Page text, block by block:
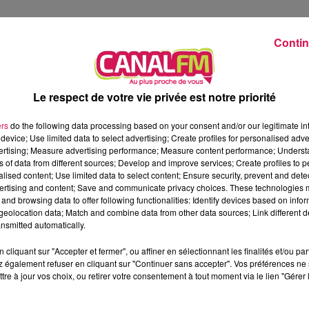
: 600 personnes chez Renault ElectriCity à Maubeuge et
nippone va ouvrir 500 CDI d’ici 2024 ; dans 2 ans,
après le lancement de la production de la Yaris sur le
à Maubeuge demain après-midi au salon « Ça se passe près
douzaine d’organismes vous proposera des offres et une
la mobilité. Sur place, Pôle Emploi, ADECCO, Jubil
Chance, La Cité de l’Emploi, ADES pour l’emploi
professionnalisation.
à la circulation dans les deux sens depuis une dizaine
formé sur la chaussée juste devant la maison de Yann
2021 et des cavités se sont formées sous sa maison et
Le respect de votre vie privée est notre priorité
do the following data processing based on your consent and/or our legitimate
Use limited data to select advertising; Create profiles for personalised
Measure advertising performance; Measure content performance;
of data from different sources; Develop and improve services; Create profiles to
content; Use limited data to select content; Ensure security, prevent and
and content; Save and communicate privacy choices. These technologies
browsing data to offer following functionalities: Identify devices based on
data; Match and combine data from other data sources; Link different
automatically.
cliquant sur "Accepter et fermer", ou affiner en sélectionnant les finalités et/ou
également refuser en cliquant sur "Continuer sans accepter". Vos préférences
à jour vos choix, ou retirer votre consentement à tout moment via le lien